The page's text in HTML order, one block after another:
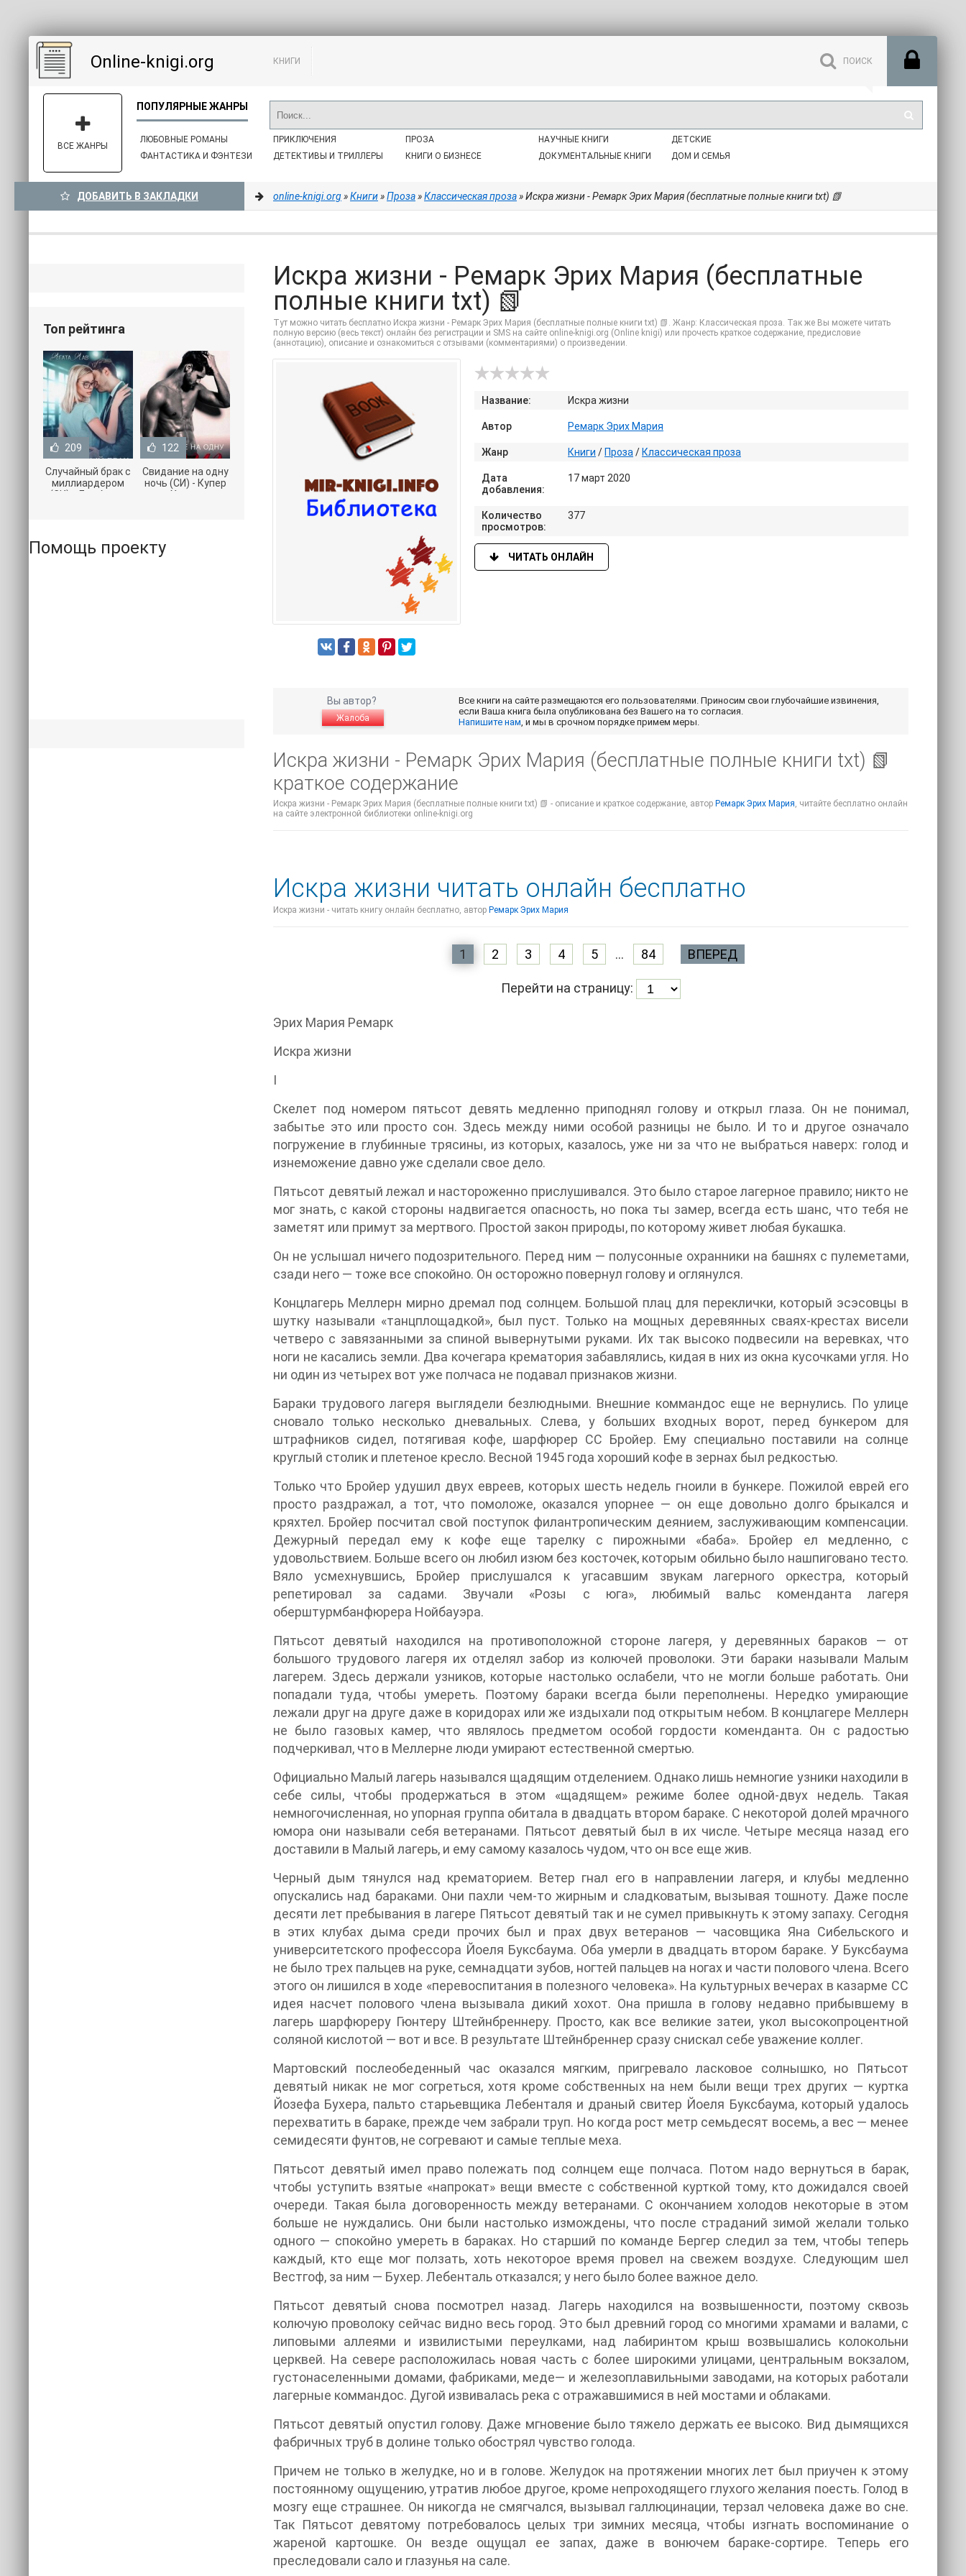
Online-knigi.org КНИГИ
ЛЮБОВНЫЕ РОМАНЫ
ФАНТАСТИКА И ФЭНТЕЗИ
ПРИКЛЮЧЕНИЯ
ДЕТЕКТИВЫ И ТРИЛЛЕРЫ
ПРОЗА
КНИГИ О БИЗНЕСЕ
НАУЧНЫЕ КНИГИ
ДОКУМЕНТАЛЬНЫЕ КНИГИ
ДЕТСКИЕ
ДОМ И СЕМЬЯ
ВСЕ ЖАНРЫ
ДОБАВИТЬ В ЗАКЛАДКИ online-knigi.org»Книги»Проза»Классическая проза» Искра жизни - Ремарк Эрих Мария (бесплатные полные книги txt) 📗
Искра жизни - Ремарк Эрих Мария (бесплатные
полные книги txt) 📗
Тут можно читать бесплатно Искра жизни - Ремарк Эрих Мария (бесплатные полные книги txt) 📗. Жанр: Классическая проза. Так же Вы можете читать
полную версию (весь текст) онлайн без регистрации и SMS на сайте online-knigi.org (Online knigi) или прочесть краткое содержание, предисловие
(аннотацию), описание и ознакомиться с отзывами (комментариями) о произведении.
Название: Искра жизни
Автор Ремарк Эрих Мария
Жанр Книги / Проза / Классическая проза
Дата
добавления:
17 март 2020
Количество
просмотров:
377
ЧИТАТЬ ОНЛАЙН
Вы автор?
Жалоба
Все книги на сайте размещаются его пользователями. Приносим свои глубочайшие извинения,
если Ваша книга была опубликована без Вашего на то согласия.
Напишите нам, и мы в срочном порядке примем меры.
Искра жизни - Ремарк Эрих Мария (бесплатные полные книги txt) 📗
краткое содержание
Искра жизни - Ремарк Эрих Мария (бесплатные полные книги txt) 📗 - описание и краткое содержание, автор Ремарк Эрих Мария, читайте бесплатно онлайн
на сайте электронной библиотеки online-knigi.org
Искра жизни читать онлайн бесплатно
Искра жизни - читать книгу онлайн бесплатно, автор Ремарк Эрих Мария
1 2 3 4 5 ... 84 ВПЕРЕД
Перейти на страницу:
Эрих Мария Ремарк
Искра жизни
I
Скелет под номером пятьсот девять медленно приподнял голову и открыл глаза. Он не понимал,
забытье это или просто сон. Здесь между ними особой разницы не было. И то и другое означало
погружение в глубинные трясины, из которых, казалось, уже ни за что не выбраться наверх: голод и
изнеможение давно уже сделали свое дело.
Пятьсот девятый лежал и настороженно прислушивался. Это было старое лагерное правило; никто не
мог знать, с какой стороны надвигается опасность, но пока ты замер, всегда есть шанс, что тебя не
заметят или примут за мертвого. Простой закон природы, по которому живет любая букашка.
Он не услышал ничего подозрительного. Перед ним — полусонные охранники на башнях с пулеметами,
сзади него — тоже все спокойно. Он осторожно повернул голову и оглянулся.
Концлагерь Меллерн мирно дремал под солнцем. Большой плац для переклички, который эсэсовцы в
шутку называли «танцплощадкой», был пуст. Только на мощных деревянных сваях-крестах висели
четверо с завязанными за спиной вывернутыми руками. Их так высоко подвесили на веревках, что
ноги не касались земли. Два кочегара крематория забавлялись, кидая в них из окна кусочками угля. Но
ни один из четырех вот уже полчаса не подавал признаков жизни.
Бараки трудового лагеря выглядели безлюдными. Внешние коммандос еще не вернулись. По улице
сновало только несколько дневальных. Слева, у больших входных ворот, перед бункером для
штрафников сидел, потягивая кофе, шарфюрер СС Бройер. Ему специально поставили на солнце
круглый столик и плетеное кресло. Весной 1945 года хороший кофе в зернах был редкостью.
Только что Бройер удушил двух евреев, которых шесть недель гноили в бункере. Пожилой еврей его
просто раздражал, а тот, что помоложе, оказался упорнее — он еще довольно долго брыкался и
кряхтел. Бройер посчитал свой поступок филантропическим деянием, заслуживающим компенсации.
Дежурный передал ему к кофе еще тарелку с пирожными «баба». Бройер ел медленно, с
удовольствием. Больше всего он любил изюм без косточек, которым обильно было нашпиговано тесто.
Вяло усмехнувшись, Бройер прислушался к угасавшим звукам лагерного оркестра, который
репетировал за садами. Звучали «Розы с юга», любимый вальс коменданта лагеря
оберштурмбанфюрера Нойбауэра.
Пятьсот девятый находился на противоположной стороне лагеря, у деревянных бараков — от
большого трудового лагеря их отделял забор из колючей проволоки. Эти бараки называли Малым
лагерем. Здесь держали узников, которые настолько ослабели, что не могли больше работать. Они
попадали туда, чтобы умереть. Поэтому бараки всегда были переполнены. Нередко умирающие
лежали друг на друге даже в коридорах или же издыхали под открытым небом. В концлагере Меллерн
не было газовых камер, что являлось предметом особой гордости коменданта. Он с радостью
подчеркивал, что в Меллерне люди умирают естественной смертью.
Официально Малый лагерь назывался щадящим отделением. Однако лишь немногие узники находили в
себе силы, чтобы продержаться в этом «щадящем» режиме более одной-двух недель. Такая
немногочисленная, но упорная группа обитала в двадцать втором бараке. С некоторой долей мрачного
юмора они называли себя ветеранами. Пятьсот девятый был в их числе. Четыре месяца назад его
доставили в Малый лагерь, и ему самому казалось чудом, что он все еще жив.
Черный дым тянулся над крематорием. Ветер гнал его в направлении лагеря, и клубы медленно
опускались над бараками. Они пахли чем-то жирным и сладковатым, вызывая тошноту. Даже после
десяти лет пребывания в лагере Пятьсот девятый так и не сумел привыкнуть к этому запаху. Сегодня
в этих клубах дыма среди прочих был и прах двух ветеранов — часовщика Яна Сибельского и
университетского профессора Йоеля Буксбаума. Оба умерли в двадцать втором бараке. У Буксбаума
не было трех пальцев на руке, семнадцати зубов, ногтей пальцев на ногах и части полового члена. Всего
этого он лишился в ходе «перевоспитания в полезного человека». На культурных вечерах в казарме СС
идея насчет полового члена вызывала дикий хохот. Она пришла в голову недавно прибывшему в
лагерь шарфюреру Гюнтеру Штейнбреннеру. Просто, как все великие затеи, укол высокопроцентной
соляной кислотой — вот и все. В результате Штейнбреннер сразу снискал себе уважение коллег.
Мартовский послеобеденный час оказался мягким, пригревало ласковое солнышко, но Пятьсот
девятый никак не мог согреться, хотя кроме собственных на нем были вещи трех других — куртка
Йозефа Бухера, пальто старьевщика Лебенталя и драный свитер Йоеля Буксбаума, который удалось
перехватить в бараке, прежде чем забрали труп. Но когда рост метр семьдесят восемь, а вес — менее
семидесяти фунтов, не согревают и самые теплые меха.
Пятьсот девятый имел право полежать под солнцем еще полчаса. Потом надо вернуться в барак,
чтобы уступить взятые «напрокат» вещи вместе с собственной курткой тому, кто дожидался своей
очереди. Такая была договоренность между ветеранами. С окончанием холодов некоторые в этом
больше не нуждались. Они были настолько измождены, что после страданий зимой желали только
одного — спокойно умереть в бараках. Но старший по команде Бергер следил за тем, чтобы теперь
каждый, кто еще мог ползать, хоть некоторое время провел на свежем воздухе. Следующим шел
Вестгоф, за ним — Бухер. Лебенталь отказался; у него было более важное дело.
Пятьсот девятый снова посмотрел назад. Лагерь находился на возвышенности, поэтому сквозь
колючую проволоку сейчас видно весь город. Это был древний город со многими храмами и валами, с
липовыми аллеями и извилистыми переулками, над лабиринтом крыш возвышались колокольни
церквей. На севере расположилась новая часть с более широкими улицами, центральным вокзалом,
густонаселенными домами, фабриками, меде— и железоплавильными заводами, на которых работали
лагерные коммандос. Дугой извивалась река с отражавшимися в ней мостами и облаками.
Пятьсот девятый опустил голову. Даже мгновение было тяжело держать ее высоко. Вид дымящихся
фабричных труб в долине только обострял чувство голода.
Причем не только в желудке, но и в голове. Желудок на протяжении многих лет был приучен к этому
постоянному ощущению, утратив любое другое, кроме непроходящего глухого желания поесть. Голод в
мозгу еще страшнее. Он никогда не смягчался, вызывал галлюцинации, терзал человека даже во сне.
Так Пятьсот девятому потребовалось целых три зимних месяца, чтобы изгнать воспоминание о
жареной картошке. Он везде ощущал ее запах, даже в вонючем бараке-сортире. Теперь его
преследовали сало и глазунья на сале.
Топ рейтинга
209
Случайный брак с
миллиардером
(СИ) - Лав Агата
122
Свидание на одну
ночь (СИ) - Купер
Хелен
Помощь проекту